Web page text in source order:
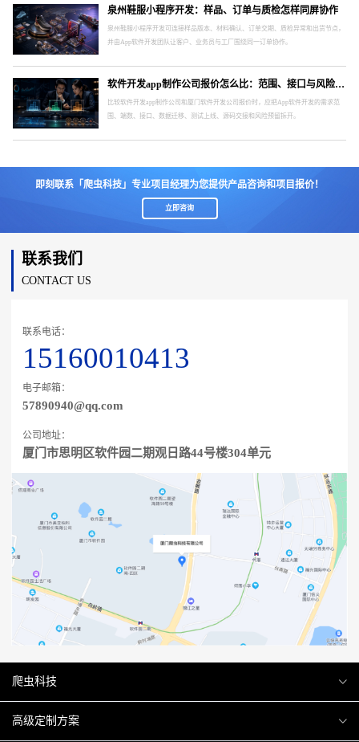
泉州鞋服小程序开发：样品、订单与质检怎样同屏协作
泉州鞋服小程序开发可连接样品版本、材料确认、订单交期、质检异常和出货节点，
并由App软件开发团队让客户、业务员与工厂围绕同一订单协作。
软件开发app制作公司报价怎么比：范围、接口与风险要分开
比较软件开发app制作公司和厦门软件开发公司报价时，应把App软件开发的需求范
围、端数、接口、数据迁移、测试上线、源码交接和风险预留拆开。
即刻联系「爬虫科技」专业项目经理为您提供产品咨询和项目报价！
立即咨询
联系我们
CONTACT US
联系电话：
15160010413
电子邮箱：
57890940@qq.com
公司地址：
厦门市思明区软件园二期观日路44号楼304单元
爬虫科技
爬虫案例
高级定制方案